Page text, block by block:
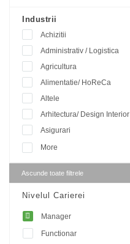
Industrii
Achizitii
Administrativ / Logistica
Agricultura
Alimentatie/ HoReCa
Altele
Arhitectura/ Design Interior
Asigurari
More
Ascunde toate filtrele
Nivelul Carierei
Manager
Functionar